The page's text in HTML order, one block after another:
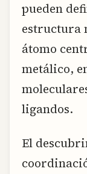
pueden
estructura
átomo
metálico,
ligandos.
El